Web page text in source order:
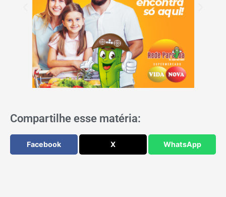
Compartilhe esse matéria:
Facebook X WhatsApp